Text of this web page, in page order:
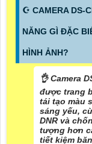
☪ CAMERA DS-
NĂNG GÌ ĐẶC
HÌNH ẢNH?
👌 Camera
được trang
tái tạo màu
sáng yếu,
DNR và
tượng hơn
tiết kiệm